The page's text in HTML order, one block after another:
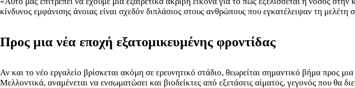
κίνδυνος εμφάνισης άνοιας είναι σχεδόν διπλάσιος στους ανθρώπους που εγκατέλειψαν τη μελέτη
Προς μια νέα εποχή εξατομικευμένης φροντίδας
Αν και το νέο εργαλείο βρίσκεται ακόμη σε ερευνητικό στάδιο, θεωρείται σημαντικό βήμα προς
Μελλοντικά, αναμένεται να ενσωματώσει και βιοδείκτες από εξετάσεις αίματος, γεγονός που θα